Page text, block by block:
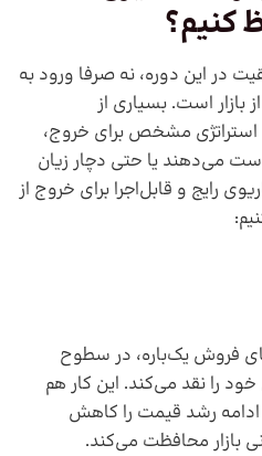
کنیم؟
در این دوره، نه صرفا ورود به
بازار است. بسیاری از
استراتژی مشخص برای خروج،
می‌دهند یا حتی دچار زیان
رایج و قابل‌اجرا برای خروج از
فروش یک‌باره، در سطوح
را نقد می‌کند. این کار هم
رشد قیمت را کاهش
بازار محافظت می‌کند.